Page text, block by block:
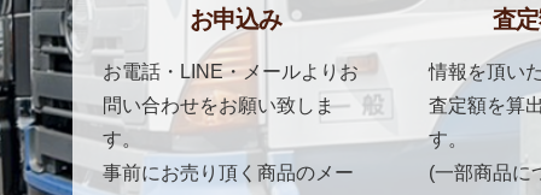
お申込み
お電話・LINE・メールよりお
問い合わせをお願い致しま
す。
事前にお売り頂く商品のメー
査
情報を頂い
査定額を算
す。
(一部商品に